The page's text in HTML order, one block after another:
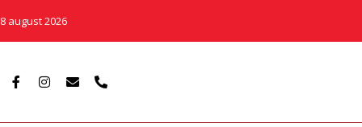
8 august 2026